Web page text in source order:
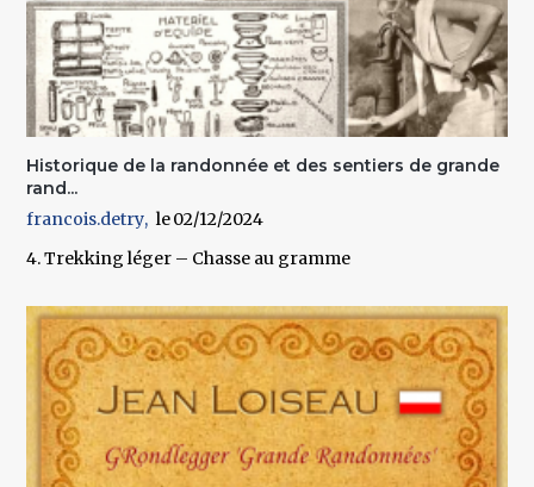
Historique de la randonnée et des sentiers de grande
rand...
francois.detry
02/12/2024
4. Trekking léger – Chasse au gramme